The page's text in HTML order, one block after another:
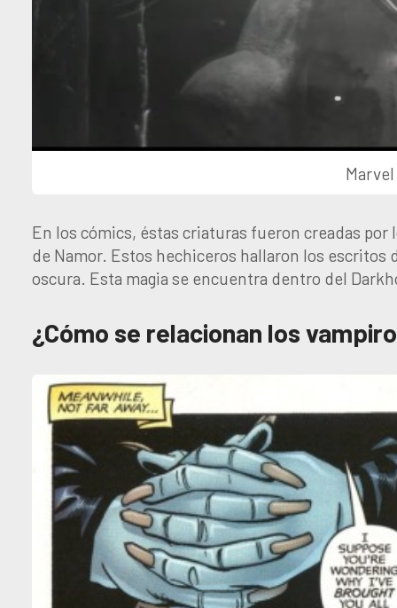
En los cómics, éstas criaturas fueron creadas
de Namor. Estos hechiceros hallaron los escritos
oscura. Esta magia se encuentra dentro del
¿Cómo se relacionan los